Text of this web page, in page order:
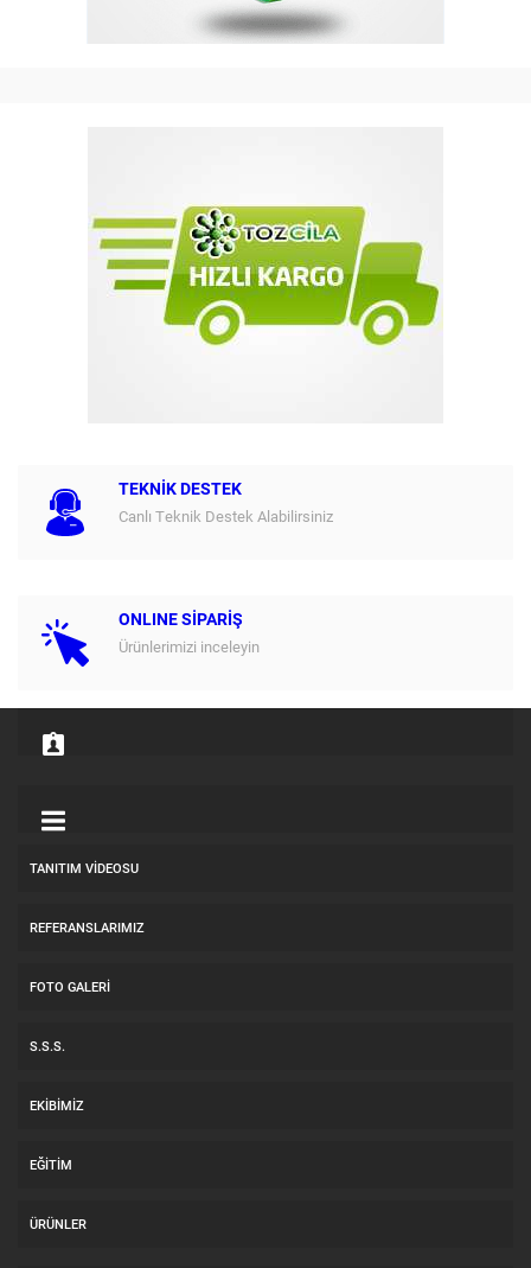
TEKNİK DESTEK
Canlı Teknik Destek Alabilirsiniz
ONLINE SİPARİŞ
Ürünlerimizi inceleyin
TANITIM VIDEOSU
REFERANSLARIMIZ
FOTO GALERI
S.S.S.
EKIBIMIZ
EĞITIM
ÜRÜNLER